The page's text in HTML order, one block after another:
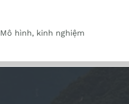
Mô hình, kinh nghiệm